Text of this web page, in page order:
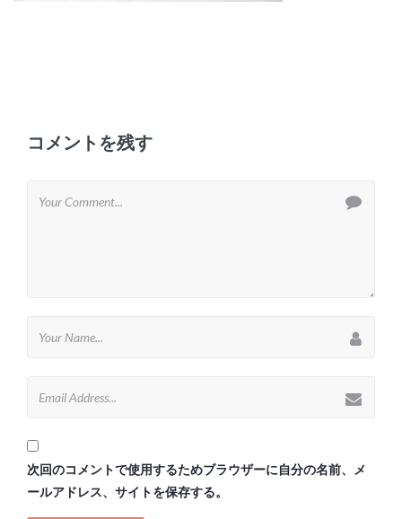
コメントを残す
次回のコメントで使用するためブラウザーに自分の名前、メ
ールアドレス、サイトを保存する。